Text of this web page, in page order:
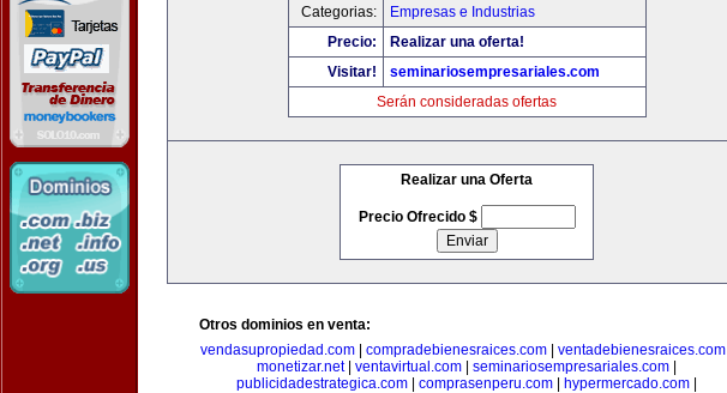
Categorias:
Empresas e Industrias
Precio:
Realizar una oferta!
Visitar!
seminariosempresariales.com
Serán consideradas ofertas
Realizar una Oferta
Precio Ofrecido $
Otros dominios en venta:
vendasupropiedad.com
compradebienesraices.com ventadebienesraices.com
monetizar.net| ventavirtual.com seminariosempresariales.com
publicidadestrategica.com
comprasenperu.com hypermercado.com